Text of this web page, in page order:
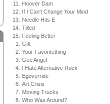
11.
Hoover Dam
12.
If I Can't Change Your Mind
13.
Needle Hits E
14. Tilted
15.
Feeling Better
1.
Gift
2. Your Favoritething
3. Gee Angel
4.
I Hate Alternative Rock
5.
Egoverride
6. Art Crisis
7.
Moving Trucks
8. Who Was Around?